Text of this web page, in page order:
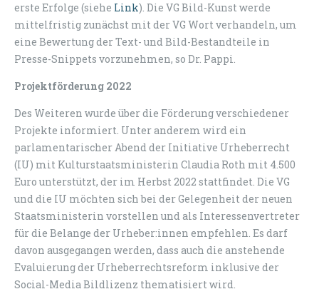
erste Erfolge (siehe Link). Die VG Bild-Kunst werde
mittelfristig zunächst mit der VG Wort verhandeln, um
eine Bewertung der Text- und Bild-Bestandteile in
Presse-Snippets vorzunehmen, so Dr. Pappi.
Projektförderung 2022
Des Weiteren wurde über die Förderung verschiedener
Projekte informiert. Unter anderem wird ein
parlamentarischer Abend der Initiative Urheberrecht
(IU) mit Kulturstaatsministerin Claudia Roth mit 4.500
Euro unterstützt, der im Herbst 2022 stattfindet. Die VG
und die IU möchten sich bei der Gelegenheit der neuen
Staatsministerin vorstellen und als Interessenvertreter
für die Belange der Urheber:innen empfehlen. Es darf
davon ausgegangen werden, dass auch die anstehende
Evaluierung der Urheberrechtsreform inklusive der
Social-Media Bildlizenz thematisiert wird.